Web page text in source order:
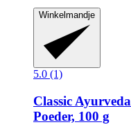
Winkelmandje
5.0 (1)
Classic Ayurveda
Poeder, 100 g